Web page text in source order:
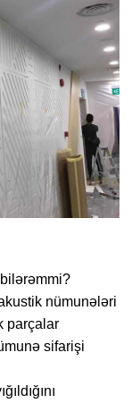
nümunələri
parçalar
sifarişi